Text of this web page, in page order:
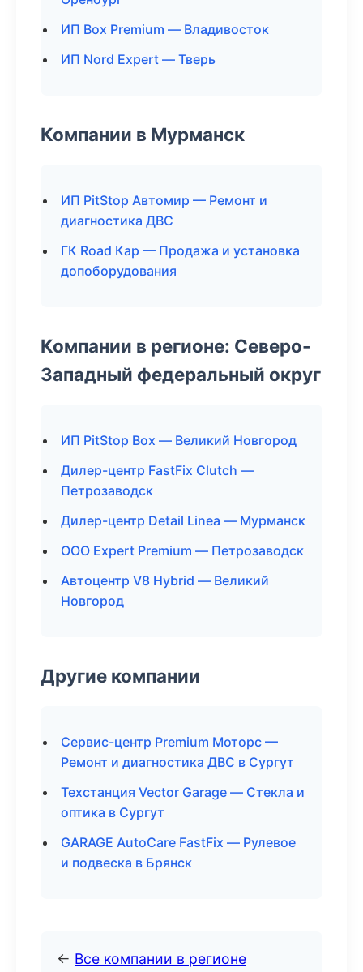
ИП Box Premium — Владивосток
ИП Nord Expert — Тверь
Компании в Мурманск
ИП PitStop Автомир — Ремонт и
диагностика ДВС
ГК Road Кар — Продажа и установка
допоборудования
Компании в регионе: Северо-
Западный федеральный округ
ИП PitStop Box — Великий Новгород
Дилер-центр FastFix Clutch —
Петрозаводск
Дилер-центр Detail Linea — Мурманск
ООО Expert Premium — Петрозаводск
Автоцентр V8 Hybrid — Великий
Новгород
Другие компании
Сервис-центр Premium Моторс —
Ремонт и диагностика ДВС в Сургут
Техстанция Vector Garage — Стекла и
оптика в Сургут
GARAGE AutoCare FastFix — Рулевое
и подвеска в Брянск
← Все компании в регионе